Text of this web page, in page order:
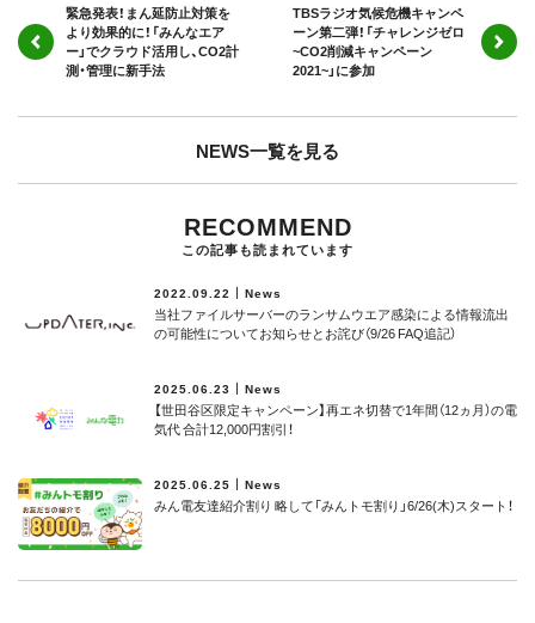
緊急発表！まん延防止対策を
より効果的に！「みんなエア
ー」でクラウド活用し、CO2計
測・管理に新手法
TBSラジオ気候危機キャンペ
ーン第二弾！「チャレンジゼロ
~CO2削減キャンペーン
2021~」に参加
NEWS一覧を見る
RECOMMEND
この記事も読まれています
2022.09.22 News
当社ファイルサーバーのランサムウエア感染による情報流出
の可能性についてお知らせとお詫び（9/26 FAQ追記）
2025.06.23 News
【世田谷区限定キャンペーン】再エネ切替で1年間（12ヵ月）の電
気代 合計12,000円割引！
2025.06.25 News
みん電友達紹介割り 略して「みんトモ割り」6/26(木)スタート！